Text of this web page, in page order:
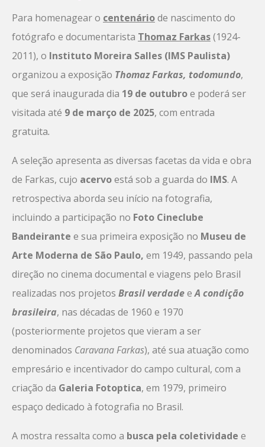
Para homenagear o centenáriode nascimento do
fotógrafo e documentarista Thomaz Farkas(1924-
2011), o Instituto Moreira Salles (IMS Paulista)
organizou a exposição Thomaz Farkas, todomundo,
que será inaugurada dia 19 de outubroe poderá ser
visitada até 9 de março de 2025, com entrada
gratuita.
A seleção apresenta as diversas facetas da vida e obra
de Farkas, cujo acervoestá sob a guarda do IMS. A
retrospectiva aborda seu início na fotografia,
incluindo a participação no Foto Cineclube
Bandeirante e sua primeira exposição no Museu de
Arte Moderna de São Paulo, em 1949, passando pela
direção no cinema documental e viagens pelo Brasil
realizadas nos projetos Brasil verdadeeA condição
brasileira, nas décadas de 1960 e 1970
(posteriormente projetos que vieram a ser
denominados Caravana Farkas), até sua atuação como
empresário e incentivador do campo cultural, com a
criação da Galeria Fotoptica, em 1979, primeiro
espaço dedicado à fotografia no Brasil.
A mostra ressalta como a busca pela coletividade e